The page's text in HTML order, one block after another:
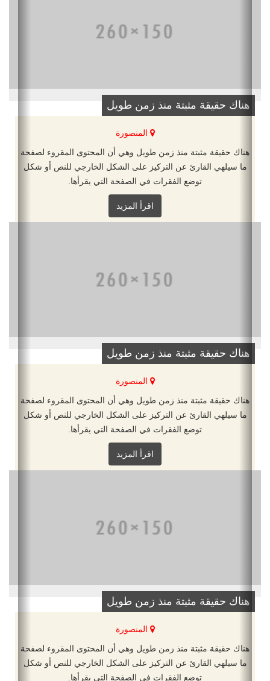
هناك حقيقة مثبتة منذ زمن طويل
المنصورة
هناك حقيقة مثبتة منذ زمن طويل وهي أن المحتوى المقروء لصفحة
ما سيلهي القارئ عن التركيز على الشكل الخارجي للنص أو شكل
توضع الفقرات في الصفحة التي يقرأها.
اقرأ المزيد
هناك حقيقة مثبتة منذ زمن طويل
المنصورة
هناك حقيقة مثبتة منذ زمن طويل وهي أن المحتوى المقروء لصفحة
ما سيلهي القارئ عن التركيز على الشكل الخارجي للنص أو شكل
توضع الفقرات في الصفحة التي يقرأها.
اقرأ المزيد
هناك حقيقة مثبتة منذ زمن طويل
المنصورة
هناك حقيقة مثبتة منذ زمن طويل وهي أن المحتوى المقروء لصفحة
ما سيلهي القارئ عن التركيز على الشكل الخارجي للنص أو شكل
توضع الفقرات في الصفحة التي يقرأها.